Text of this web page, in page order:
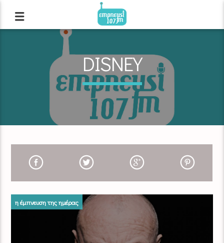
DISNEY
η έμπνευση της ημέρας